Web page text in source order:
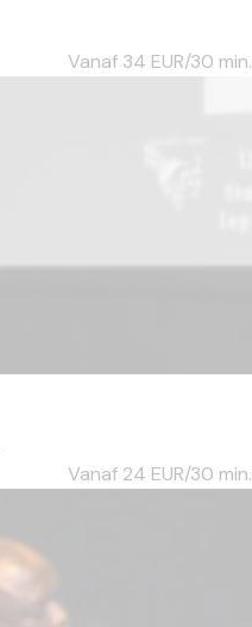
Vanaf 34 EUR/30 min.
Vanaf 24 EUR/30 min.